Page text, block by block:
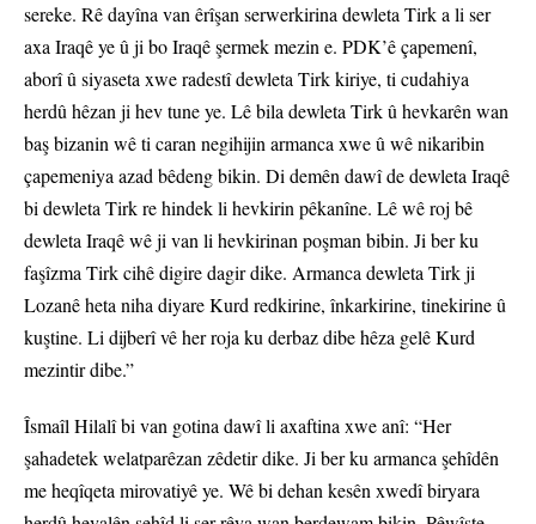
sereke. Rê dayîna van êrîşan serwerkirina dewleta Tirk a li ser
axa Iraqê ye û ji bo Iraqê şermek mezin e. PDK’ê çapemenî,
aborî û siyaseta xwe radestî dewleta Tirk kiriye, ti cudahiya
herdû hêzan ji hev tune ye. Lê bila dewleta Tirk û hevkarên wan
baş bizanin wê ti caran negihijin armanca xwe û wê nikaribin
çapemeniya azad bêdeng bikin. Di demên dawî de dewleta Iraqê
bi dewleta Tirk re hindek li hevkirin pêkanîne. Lê wê roj bê
dewleta Iraqê wê ji van li hevkirinan poşman bibin. Ji ber ku
faşîzma Tirk cihê digire dagir dike. Armanca dewleta Tirk ji
Lozanê heta niha diyare Kurd redkirine, înkarkirine, tinekirine û
kuştine. Li dijberî vê her roja ku derbaz dibe hêza gelê Kurd
mezintir dibe.”
Îsmaîl Hilalî bi van gotina dawî li axaftina xwe anî: “Her
şahadetek welatparêzan zêdetir dike. Ji ber ku armanca şehîdên
me heqîqeta mirovatiyê ye. Wê bi dehan kesên xwedî biryara